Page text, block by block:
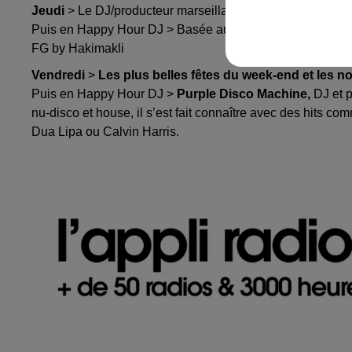
Jeudi > Le DJ/producteur marseillais
Puis en Happy Hour DJ > Basée aux Émirats arabes unis,
FG by Hakimakli
Vendredi > Les plus belles fêtes du week-end et les
Puis en Happy Hour DJ > Purple Disco Machine, DJ et
nu-disco et house, il s’est fait connaître avec des hits
Dua Lipa ou Calvin Harris.